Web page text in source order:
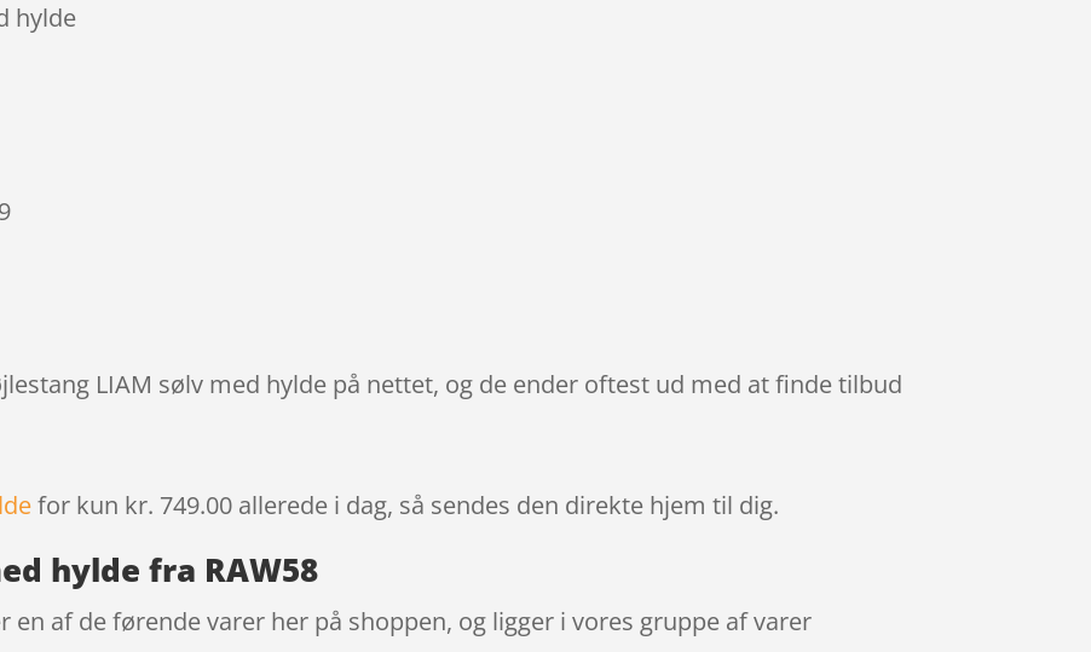
hylde
LIAM sølv med hylde på nettet, og de ender oftest ud med at finde tilbud
for kun kr. 749.00 allerede i dag, så sendes den direkte hjem til dig.
hylde fra RAW58
en af de førende varer her på shoppen, og ligger i vores gruppe af varer